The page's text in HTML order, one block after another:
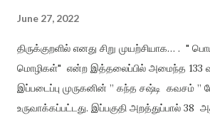
June 27, 2022
திருக்குறளில் எனது சிறு முயற்சியாக… . "
மொழிகள்" என்ற இத்தலைப்பில் அமைந்த
இப்படைப்பு முருகனின் ” கந்த சஷ்டி கவசம் ”
உருவாக்கப்பட்டது. இப்பகுதி அறத்துப்பால் 38